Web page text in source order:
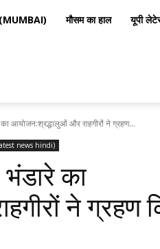
मौसम का हाल यूपी
का आयोजन:श्रद्धालुओं और राहगीरों ने ग्रहण...
latest news hindi)
का
ने ग्रहण